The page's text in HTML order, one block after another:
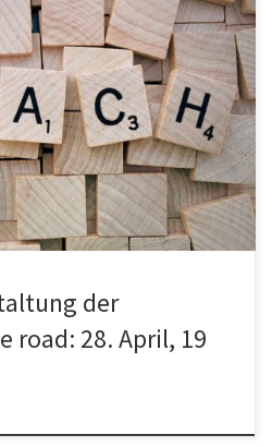
zu einer Initiativveranstaltung am
Koblenz Gebäude A […]
der
road: 28. April, 19